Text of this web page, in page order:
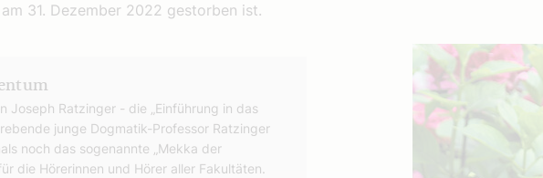
31. Dezember 2022 gestorben ist.
Joseph Ratzinger - die „Einführung in das
junge Dogmatik-Professor Ratzinger
noch das sogenannte „Mekka der
die Hörerinnen und Hörer aller Fakultäten.